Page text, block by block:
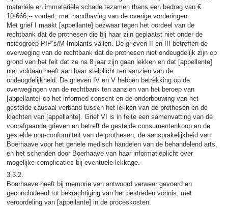
materiële en immateriële schade tezamen thans een bedrag van €
10.666,-- vordert, met handhaving van de overige vorderingen.
Met grief I maakt [appellante] bezwaar tegen het oordeel van de
rechtbank dat de prothesen die bij haar zijn geplaatst niet onder de
risicogroep PIP’s/M-Implants vallen. De grieven II en III betreffen de
overweging van de rechtbank dat de prothesen niet ondeugdelijk zijn op
grond van het feit dat ze na 8 jaar zijn gaan lekken en dat [appellante]
niet voldaan heeft aan haar stelplicht ten aanzien van de
ondeugdelijkheid. De grieven IV en V hebben betrekking op de
overwegingen van de rechtbank ten aanzien van het beroep van
[appellante] op het informed consent en de onderbouwing van het
gestelde causaal verband tussen het lekken van de prothesen en de
klachten van [appellante]. Grief VI is in feite een samenvatting van de
voorafgaande grieven en betreft de gestelde consumentenkoop en de
gestelde non-conformiteit van de prothesen, de aansprakelijkheid van
Boerhaave voor het gehele medisch handelen van de behandelend arts,
en het schenden door Boerhaave van haar informatieplicht over
mogelijke complicaties bij eventuele lekkage.
3.3.2.
Boerhaave heeft bij memorie van antwoord verweer gevoerd en
geconcludeerd tot bekrachtiging van het bestreden vonnis, met
veroordeling van [appellante] in de proceskosten.